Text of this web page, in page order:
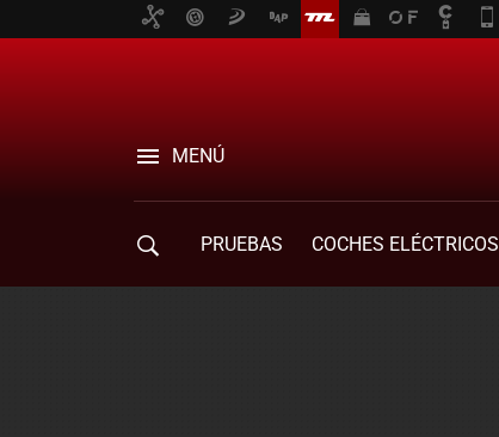
MENÚ
PRUEBAS COCHES ELÉCTRICOS